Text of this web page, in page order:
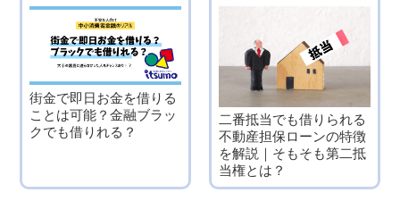
街金で即日お金を借りる
ことは可能？金融ブラッ
クでも借りれる？
二番抵当でも借りられる
不動産担保ローンの特徴
を解説｜そもそも第二抵
当権とは？